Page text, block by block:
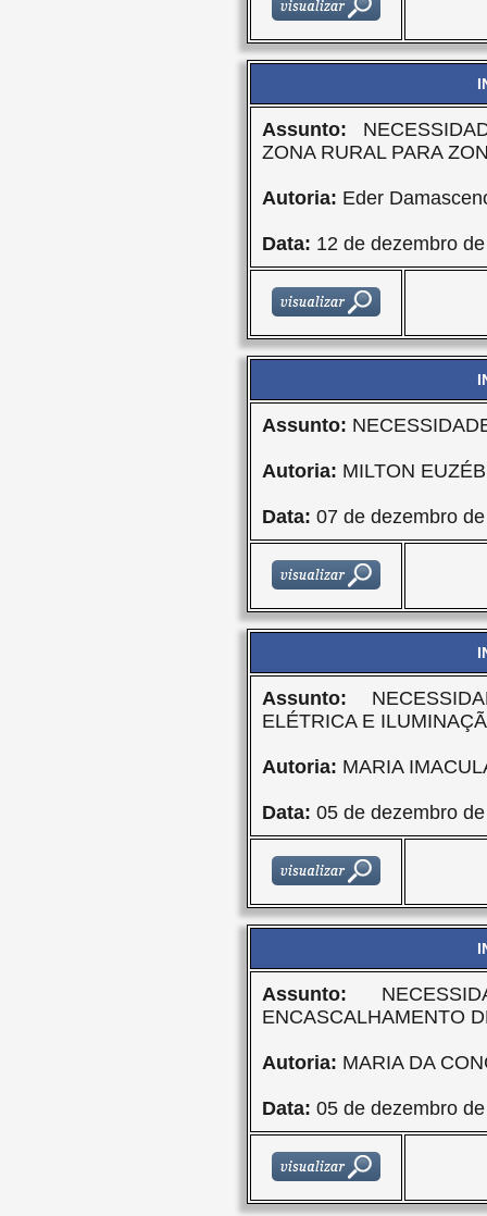
Assunto:
ZONA RURAL PARA
Autoria: Eder
Data: 12 de dezembro
Assunto:
Autoria: MILTON
Data: 07 de dezembro
Assunto:
ELÉTRICA E
Autoria: MARIA
Data: 05 de dezembro
Assunto:
ENCASCALHAMENTO
Autoria: MARIA DA
Data: 05 de dezembro